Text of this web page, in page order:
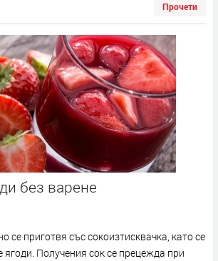
Прочети
без варене
се приготвя със сокоизтисквачка, като се
ягоди. Получения сок се прецежда при